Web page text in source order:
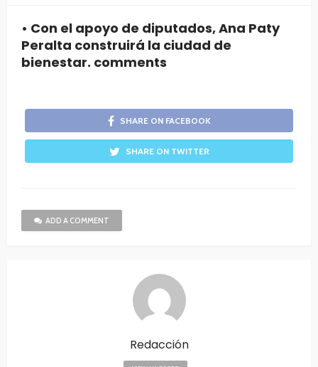
• Con el apoyo de diputados, Ana Paty
Peralta construirá la ciudad de
bienestar. comments
SHARE ON FACEBOOK
SHARE ON TWITTER
ADD A COMMENT
Redacción